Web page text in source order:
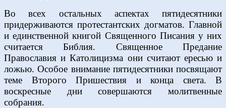
Во всех остальных аспектах пятидесятники
придерживаются протестантских догматов. Главной
и единственной книгой Священного Писания у них
считается Библия. Священное Предание
Православия и Католицизма они считают ересью и
ложью. Особое внимание пятидесятники посвящают
теме Второго Пришествия и конца света. В
воскресные дни совершаются молитвенные
собрания.